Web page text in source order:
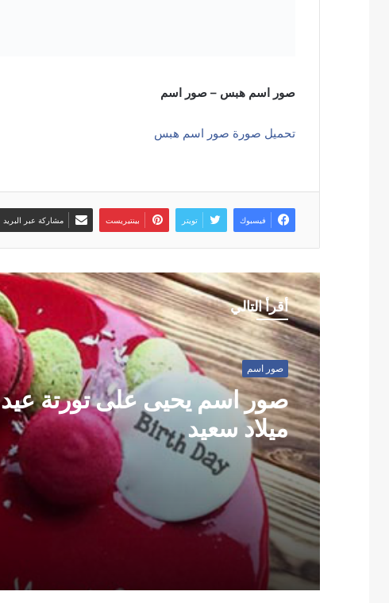
صور اسم هبس – صور اسم
تحميل صورة صور اسم هبس
فيسبوك تويتر بينتيريست مشاركة عبر البريد
أقرأ التالي
صور اسم
صور اسم يحيى على تورتة عيد
ميلاد سعيد